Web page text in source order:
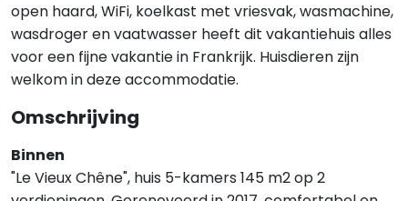
open haard, WiFi, koelkast met vriesvak, wasmachine,
wasdroger en vaatwasser heeft dit vakantiehuis alles
voor een fijne vakantie in Frankrijk. Huisdieren zijn
welkom in deze accommodatie.
Omschrijving
Binnen
"Le Vieux Chêne", huis 5-kamers 145 m2 op 2